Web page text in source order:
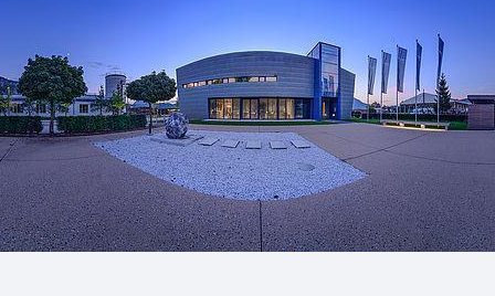
Español
Polski
Česky
Magyar
Hrvatski
Română